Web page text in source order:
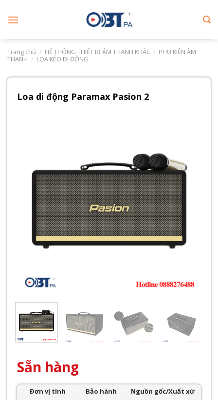
Trang chủ / HỆ THÔNG THIẾT BỊ ÂM THANH KHÁC / PHỤ KIỆN ÂM
THANH / LOA KÉO DI ĐỘNG
Loa di động Paramax Pasion 2
Sẵn hàng
Đơn vị tính Bảo hành Nguồn gốc/Xuất xứ